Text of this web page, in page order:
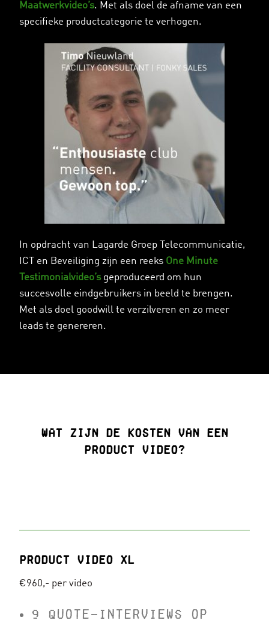
Maatwerkvideo’s. Met als doel de afname van een
specifieke productcategorie te verhogen.
In opdracht van Lagarde Groep Telecommunicatie,
ICT en Beveiliging zijn een reeks One Minute
Testimonialvideo’sgeproduceerd om hun
succesvolle eindgebruikers in beeld te brengen.
Met als doel goodwill te verzilveren en zo meer
leads te genereren.
Wat zijn de kosten van een
product video?
Product video XL
€960,- per video
9 QUOTE-INTERVIEWS OP